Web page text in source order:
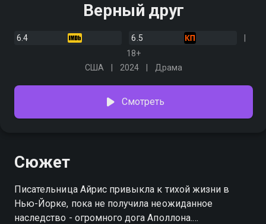
Верный друг
6.4
6.5
18+
США
2024 Драма
Смотреть
Сюжет
Писательница Айрис привыкла к тихой жизни в
Нью-Йорке, пока не получила неожиданное
наследство - огромного дога Аполлона.